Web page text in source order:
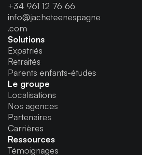
+34 961 12 76 66
info@jacheteenespagne
.com
Solutions
Expatriés
Retraités
Parents enfants-études
Le groupe
Localisations
Nos agences
Partenaires
Carrières
Ressources
Témoignages